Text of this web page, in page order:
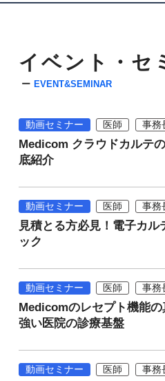
イベント・セ
EVENT&SEMINAR
動画セミナー 医師 事務
Medicom クラウドカルテ
底紹介
動画セミナー 医師 事務
見積とる方必見！電子カ
ック
動画セミナー 医師 事務
Medicomのレセプト機能の
強い医院の診療基盤
動画セミナー 医師 事務